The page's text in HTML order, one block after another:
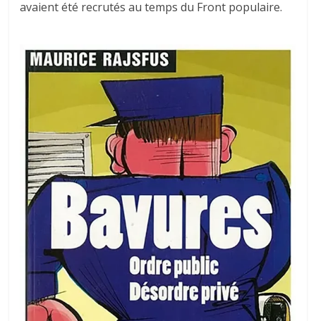
avaient été recrutés au temps du Front populaire.